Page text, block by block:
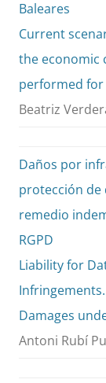
Baleares
Current
the economic
performed
Beatriz
Daños por
protección de
remedio
RGPD
Liability for
Damages
Antoni Rubí